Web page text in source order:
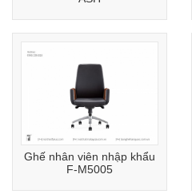
Ghế nhân viên nhập khẩu
F-M5005